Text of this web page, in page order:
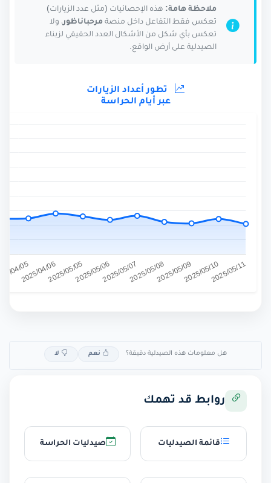
ملاحظة هامة: هذه الإحصائيات (مثل عدد الزيارات)
تعكس فقط التفاعل داخل منصة مرحباناظور، ولا
تعكس بأي شكل من الأشكال العدد الحقيقي لزبناء
الصيدلية على أرض الواقع.
تطور أعداد الزيارات
عبر أيام الحراسة
هل معلومات هذه الصيدلية دقيقة؟ نعم لا
روابط قد تهمك
قائمة الصيدليات صيدليات الحراسة